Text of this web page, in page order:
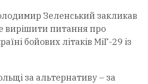
Зеленський закликав
питання про
бойових літаків МіГ-29 із
за альтернативу – за